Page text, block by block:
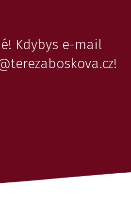
Kdybys e-mail